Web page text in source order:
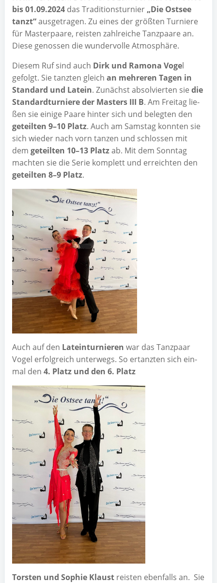
bis 01.09.2024 das Tra­di­ti­ons­tur­nier „Die Ost­see
tanzt“aus­ge­tra­gen. Zu eines der größ­ten Tur­nie­re
für Mas­ter­paa­re, reis­ten zahl­rei­che Tanz­paa­re an.
Die­se genos­sen die wun­der­vol­le Atmosphäre.
Die­sem Ruf sind auch Dirk und Ramo­na Vogel
gefolgt. Sie tanz­ten gleich an meh­re­ren Tagen in
Stan­dard und Latein. Zunächst absol­vier­ten sie die
Stan­dard­tur­nie­re der Mas­ters III B. Am Frei­tag lie­
ßen sie eini­ge Paa­re hin­ter sich und beleg­ten den
geteil­ten 9–10 Platz. Auch am Sams­tag konn­ten sie
sich wie­der nach vorn tan­zen und schlos­sen mit
dem geteil­ten 10–13 Platzab. Mit dem Sonn­tag
mach­ten sie die Serie kom­plett und erreich­ten den
geteil­ten 8–9 Platz.
Auch auf den Latein­tur­nie­ren war das Tanz­paar
Vogel erfolg­reich unter­wegs. So ertanz­ten sich ein­
mal den 4. Platz und den 6. Platz
Tors­ten und Sophie Klaust reis­ten eben­falls an. Sie